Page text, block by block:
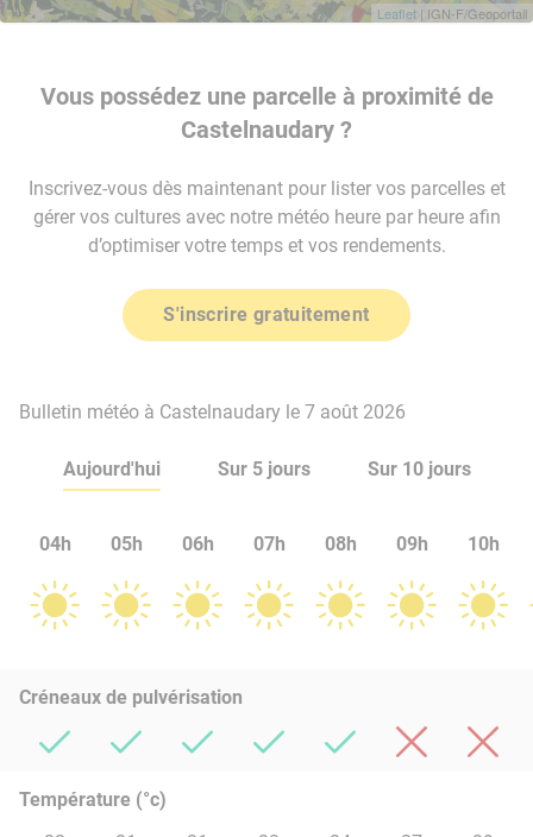
Leaflet | IGN-F/Geoportail
Vous possédez une parcelle à proximité de
Castelnaudary ?
Inscrivez-vous dès maintenant pour lister vos parcelles et
gérer vos cultures avec notre météo heure par heure afin
d’optimiser votre temps et vos rendements.
S'inscrire gratuitement
Bulletin météo à Castelnaudary le 7 août 2026
Aujourd'hui Sur 5 jours Sur 10 jours
04h 05h 06h 07h 08h 09h 10h
Créneaux de pulvérisation
Température (°c)